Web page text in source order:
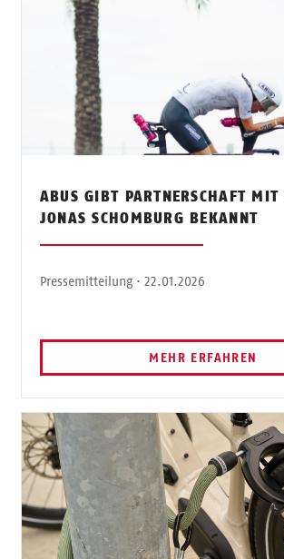
ABUS GIBT PARTNERSCHAFT MIT
JONAS SCHOMBURG BEKANNT
Pressemitteilung · 22.01.2026
MEHR ERFAHREN